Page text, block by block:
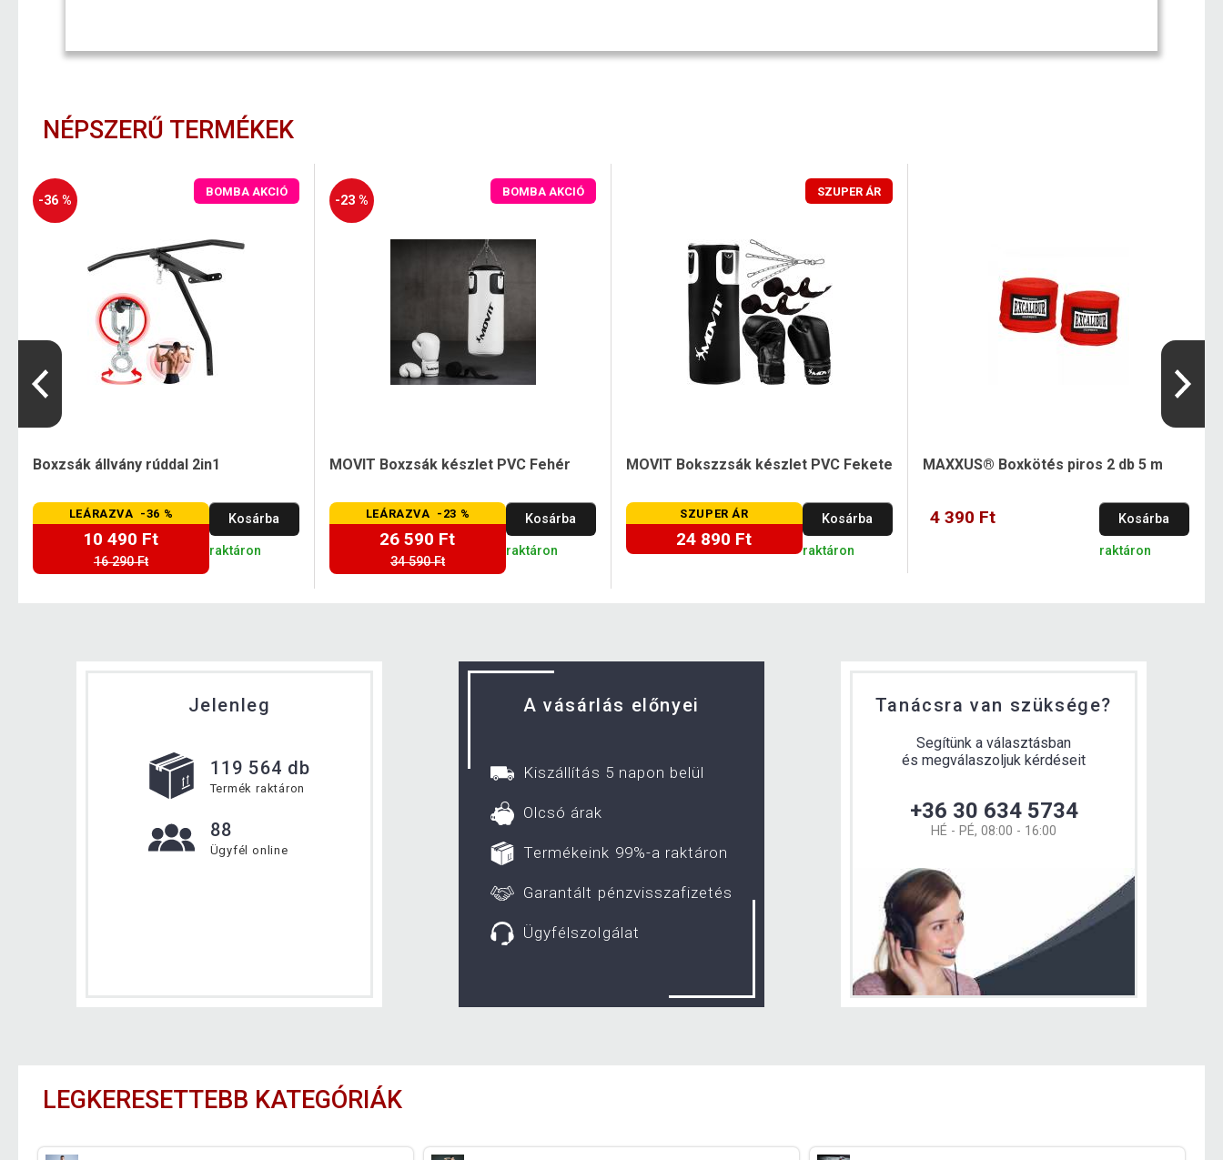
NÉPSZERŰ TERMÉKEK
-36 %
BOMBA AKCIÓ
Boxzsák állvány rúddal 2in1
LEÁRAZVA -36 %
10 490 Ft
16 290 Ft
Kosárba
raktáron
-23 %
BOMBA AKCIÓ
MOVIT Boxzsák készlet PVC Fehér
LEÁRAZVA -23 %
26 590 Ft
34 590 Ft
Kosárba
raktáron
SZUPER ÁR
MOVIT Bokszzsák készlet PVC Fekete
SZUPER ÁR
24 890 Ft
Kosárba
raktáron
MAXXUS® Boxkötés piros 2 db 5 m
4 390 Ft Kosárba
raktáron
Jelenleg
119 564 db
Termék raktáron
88
Ügyfél online
A vásárlás előnyei
Kiszállítás 5 napon belül
Olcsó árak
Termékeink 99%-a raktáron
Garantált pénzvisszafizetés
Ügyfélszolgálat
Tanácsra van szüksége?
Segítünk a választásban
és megválaszoljuk kérdéseit
+36 30 634 5734
HÉ - PÉ, 08:00 - 16:00
LEGKERESETTEBB KATEGÓRIÁK